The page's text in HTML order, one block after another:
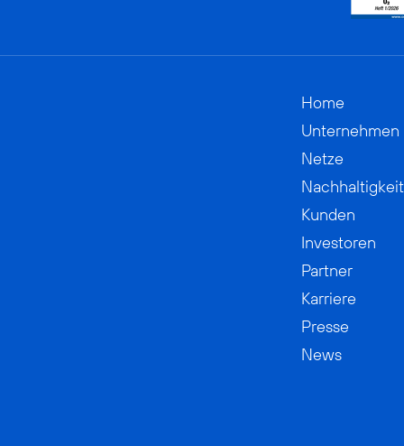
Home
Unternehmen
Netze
Nachhaltigkeit
Kunden
Investoren
Partner
Karriere
Presse
News